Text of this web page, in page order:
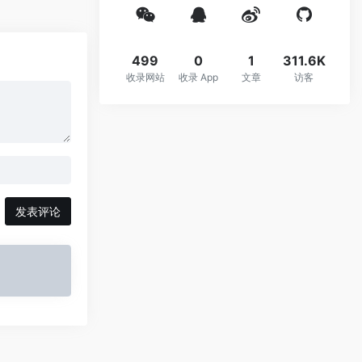
发表评论
499
收录网站
0
收录 App
1
文章
311.6K
访客